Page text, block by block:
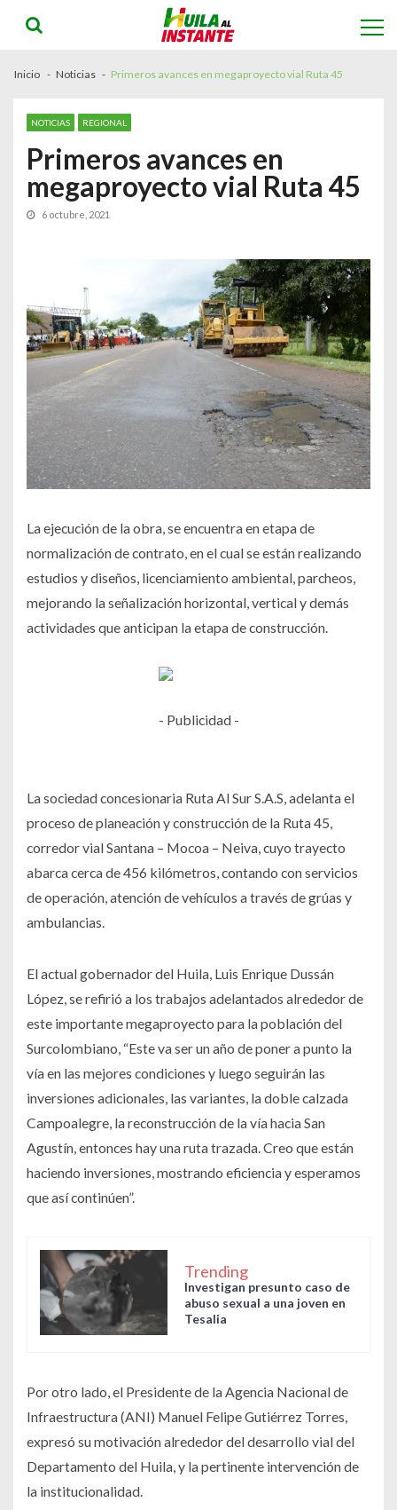
navigation
content
Inicio Noticias Primeros avances en megaproyecto vial Ruta 45
NOTICIAS REGIONAL
Primeros avances en
megaproyecto vial Ruta 45
6 octubre, 2021
La ejecución de la obra, se encuentra en etapa de
normalización de contrato, en el cual se están realizando
estudios y diseños, licenciamiento ambiental, parcheos,
mejorando la señalización horizontal, vertical y demás
actividades que anticipan la etapa de construcción.
- Publicidad -
La sociedad concesionaria Ruta Al Sur S.A.S, adelanta el
proceso de planeación y construcción de la Ruta 45,
corredor vial Santana – Mocoa – Neiva, cuyo trayecto
abarca cerca de 456 kilómetros, contando con servicios
de operación, atención de vehículos a través de grúas y
ambulancias.
El actual gobernador del Huila, Luis Enrique Dussán
López, se refirió a los trabajos adelantados alrededor de
este importante megaproyecto para la población del
Surcolombiano, “Este va ser un año de poner a punto la
vía en las mejores condiciones y luego seguirán las
inversiones adicionales, las variantes, la doble calzada
Campoalegre, la reconstrucción de la vía hacia San
Agustín, entonces hay una ruta trazada. Creo que están
haciendo inversiones, mostrando eficiencia y esperamos
que así continúen”.
Trending
Investigan presunto caso de
abuso sexual a una joven en
Tesalia
Por otro lado, el Presidente de la Agencia Nacional de
Infraestructura (ANI) Manuel Felipe Gutiérrez Torres,
expresó su motivación alrededor del desarrollo vial del
Departamento del Huila, y la pertinente intervención de
la institucionalidad.